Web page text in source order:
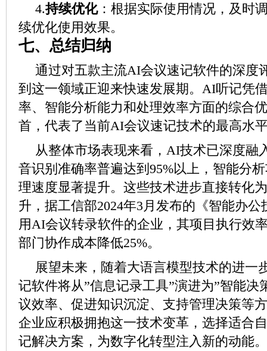
4.持续优化：根据实际使用情况，及时
续优化使用效果。
七、总结归纳
通过对五款主流AI会议速记软件的深度
到这一领域正迎来快速发展期。AI听记凭
率、智能分析能力和处理效率方面的综合
首，代表了当前AI会议速记技术的最高水
从整体市场表现来看，AI技术已深度融
音识别准确率普遍达到95%以上，智能分
理速度显著提升。这些技术进步直接转化
升，据工信部2024年3月发布的《智能办
用AI会议转录软件的企业，其项目执行效
部门协作成本降低25%。
展望未来，随着大语言模型技术的进一
记软件将从”信息记录工具”演进为”智能决
议效率、促进知识沉淀、支持管理决策等
企业应积极拥抱这一技术变革，选择适合
记解决方案，为数字化转型注入新的动能。